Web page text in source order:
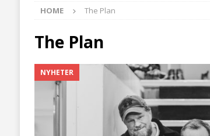
HOME The Plan
The Plan
NYHETER